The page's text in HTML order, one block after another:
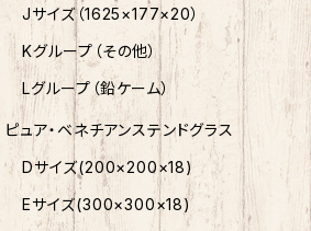
Jサイズ（1625×177×20）
Kグループ（その他）
Lグループ（鉛ケーム）
ピュア・ベネチアンステンドグラス
Dサイズ(200×200×18)
Eサイズ(300×300×18)